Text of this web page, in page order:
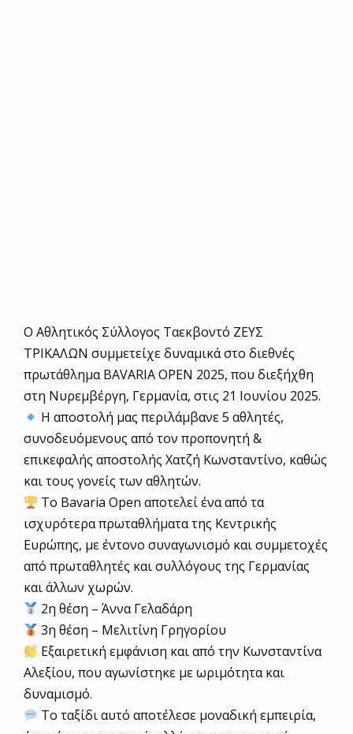
Ο Αθλητικός Σύλλογος Ταεκβοντό ΖΕΥΣ
ΤΡΙΚΑΛΩΝ συμμετείχε δυναμικά στο διεθνές
πρωτάθλημα BAVARIA OPEN 2025, που διεξήχθη
στη Νυρεμβέργη, Γερμανία, στις 21 Ιουνίου 2025.
Η αποστολή μας περιλάμβανε 5 αθλητές,
συνοδευόμενους από τον προπονητή &
επικεφαλής αποστολής Χατζή Κωνσταντίνο, καθώς
και τους γονείς των αθλητών.
Το Bavaria Open αποτελεί ένα από τα
ισχυρότερα πρωταθλήματα της Κεντρικής
Ευρώπης, με έντονο συναγωνισμό και συμμετοχές
από πρωταθλητές και συλλόγους της Γερμανίας
και άλλων χωρών.
2η θέση – Άννα Γελαδάρη
3η θέση – Μελιτίνη Γρηγορίου
Εξαιρετική εμφάνιση και από την Κωνσταντίνα
Αλεξίου, που αγωνίστηκε με ωριμότητα και
δυναμισμό.
Το ταξίδι αυτό αποτέλεσε μοναδική εμπειρία,